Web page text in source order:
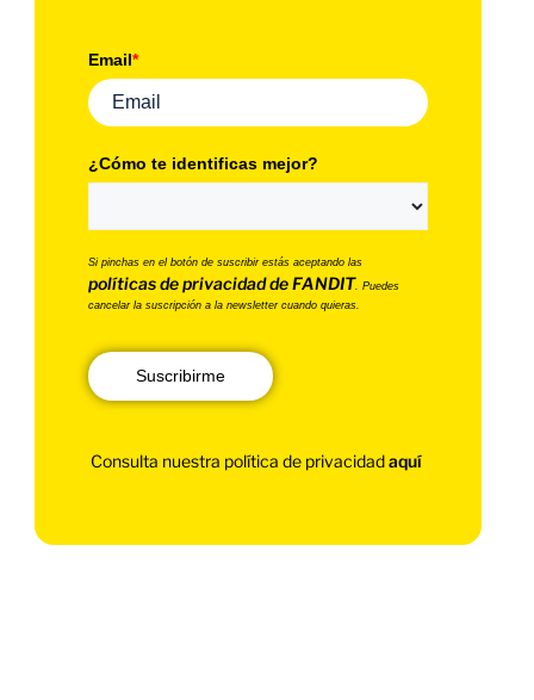
Email*
¿Cómo te identificas mejor?
Si pinchas en el botón de suscribir estás aceptando las
políticas de privacidad de FANDIT . Puedes
cancelar la suscripción a la newsletter cuando quieras.
Suscribirme
Consulta nuestra política de privacidadaquí